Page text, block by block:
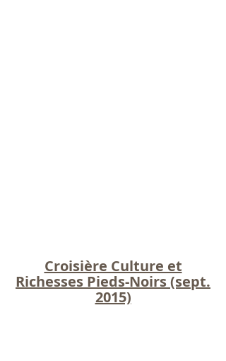
Croisière Culture et
Richesses Pieds-Noirs (sept.
2015)